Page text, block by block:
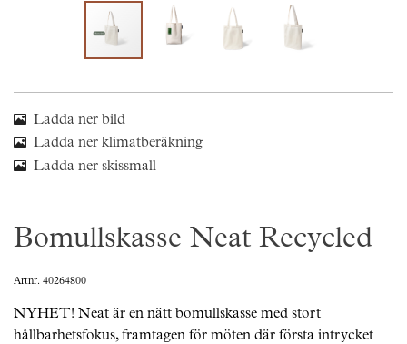
Ladda ner bild
Ladda ner klimatberäkning
Ladda ner skissmall
Bomullskasse Neat Recycled
Artnr. 40264800
NYHET! Neat är en nätt bomullskasse med stort
hållbarhetsfokus, framtagen för möten där första intrycket